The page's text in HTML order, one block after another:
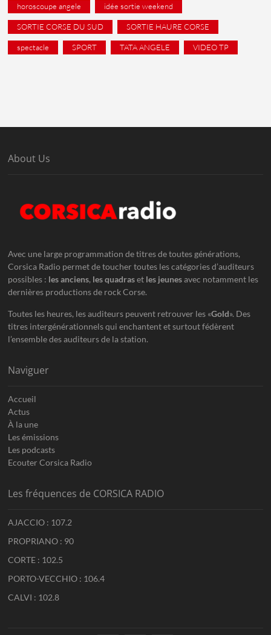
horoscoupe angele idée sortie weekend
SORTIE CORSE DU SUD SORTIE HAURE CORSE
spectacle SPORT TATA ANGELE VIDEO TP
About Us
Avec une large programmation de titres de toutes générations,
Corsica Radio permet de toucher toutes les catégories d’auditeurs
possibles : les anciens, les quadraset les jeunesavec notamment les
dernières productions de rock Corse.
Toutes les heures, les auditeurs peuvent retrouver les «Gold». Des
titres intergénérationnels qui enchantent et surtout fédèrent
l’ensemble des auditeurs de la station.
Naviguer
Accueil
Actus
À la une
Les émissions
Les podcasts
Ecouter Corsica Radio
Les fréquences de CORSICA RADIO
AJACCIO : 107.2
PROPRIANO : 90
CORTE : 102.5
PORTO-VECCHIO : 106.4
CALVI : 102.8